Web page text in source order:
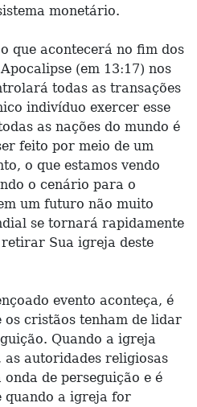
monetário.
que acontecerá no fim dos
(em 13:17) nos
todas as transações
indivíduo exercer esse
as nações do mundo é
feito por meio de um
o que estamos vendo
o cenário para o
um futuro não muito
se tornará rapidamente
Sua igreja deste
evento aconteça, é
os cristãos tenham de lidar
Quando a igreja
as autoridades religiosas
de perseguição e é
quando a igreja for